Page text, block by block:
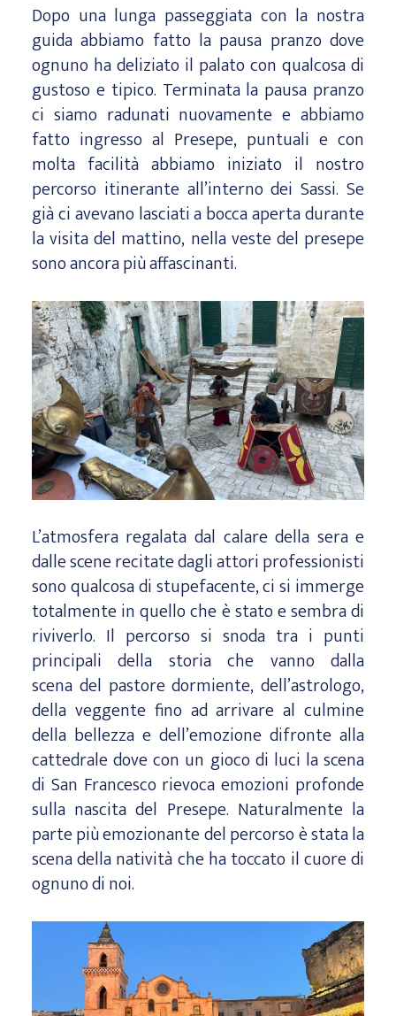
Dopo una lunga passeggiata con la nostra
guida abbiamo fatto la pausa pranzo dove
ognuno ha deliziato il palato con qualcosa di
gustoso e tipico. Terminata la pausa pranzo
ci siamo radunati nuovamente e abbiamo
fatto ingresso al Presepe, puntuali e con
molta facilità abbiamo iniziato il nostro
percorso itinerante all’interno dei Sassi. Se
già ci avevano lasciati a bocca aperta durante
la visita del mattino, nella veste del presepe
sono ancora più affascinanti.
L’atmosfera regalata dal calare della sera e
dalle scene recitate dagli attori professionisti
sono qualcosa di stupefacente, ci si immerge
totalmente in quello che è stato e sembra di
riviverlo. Il percorso si snoda tra i punti
principali della storia che vanno dalla
scena del pastore dormiente, dell’astrologo,
della veggente fino ad arrivare al culmine
della bellezza e dell’emozione difronte alla
cattedrale dove con un gioco di luci la scena
di San Francesco rievoca emozioni profonde
sulla nascita del Presepe. Naturalmente la
parte più emozionante del percorso è stata la
scena della natività che ha toccato il cuore di
ognuno di noi.